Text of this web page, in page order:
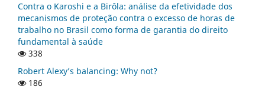
Contra o Karoshi e a Birôla: análise da efetividade dos
mecanismos de proteção contra o excesso de horas de
trabalho no Brasil como forma de garantia do direito
fundamental à saúde
338
Robert Alexy’s balancing: Why not?
186